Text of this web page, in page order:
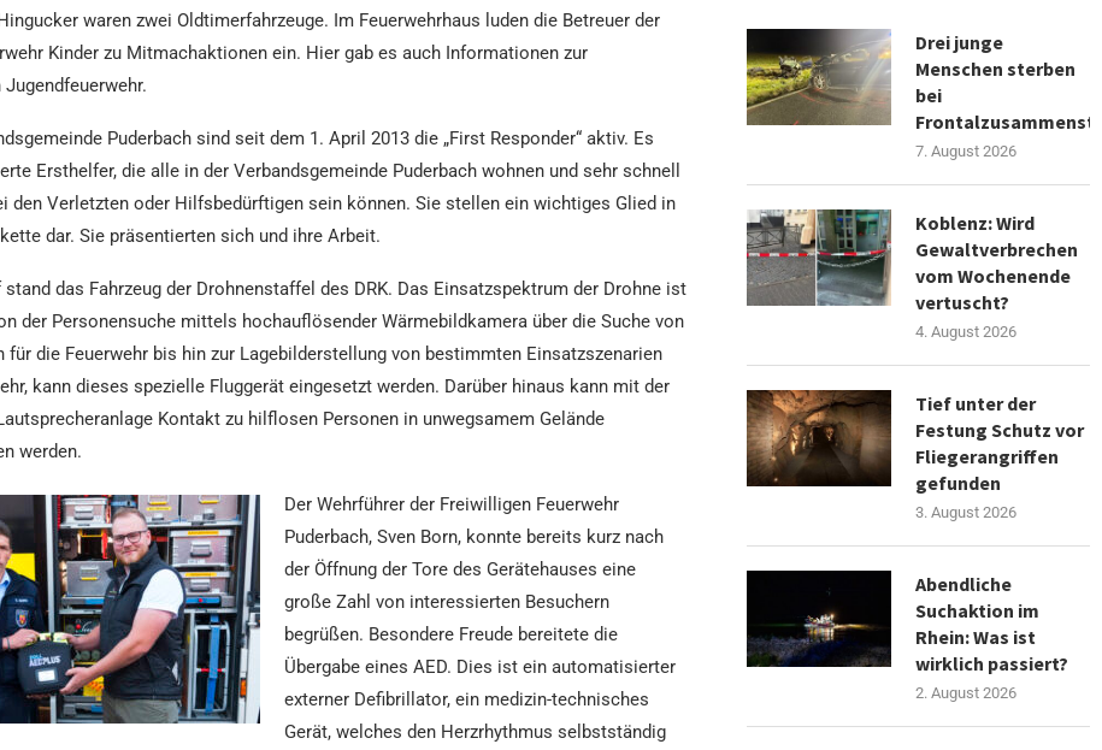
waren zwei Oldtimerfahrzeuge. Im Feuerwehrhaus luden die Betreuer der
Kinder zu Mitmachaktionen ein. Hier gab es auch Informationen zur
Jugendfeuerwehr.
Puderbach sind seit dem 1. April 2013 die „First Responder“ aktiv. Es
Ersthelfer, die alle in der Verbandsgemeinde Puderbach wohnen und sehr schnell
den Verletzten oder Hilfsbedürftigen sein können. Sie stellen ein wichtiges Glied in
dar. Sie präsentierten sich und ihre Arbeit.
das Fahrzeug der Drohnenstaffel des DRK. Das Einsatzspektrum der Drohne ist
der Personensuche mittels hochauflösender Wärmebildkamera über die Suche von
für die Feuerwehr bis hin zur Lagebilderstellung von bestimmten Einsatzszenarien
kann dieses spezielle Fluggerät eingesetzt werden. Darüber hinaus kann mit der
Kontakt zu hilflosen Personen in unwegsamem Gelände
werden.
Der Wehrführer der Freiwilligen Feuerwehr
Puderbach, Sven Born, konnte bereits kurz nach
der Öffnung der Tore des Gerätehauses eine
große Zahl von interessierten Besuchern
begrüßen. Besondere Freude bereitete die
Übergabe eines AED. Dies ist ein automatisierter
externer Defibrillator, ein medizin-technisches
Gerät, welches den Herzrhythmus selbstständig
Drei junge
Menschen sterben
bei
7. August 2026
Koblenz: Wird
Gewaltverbrechen
vom Wochenende
vertuscht?
4. August 2026
Tief unter der
Festung Schutz vor
Fliegerangriffen
gefunden
3. August 2026
Abendliche
Suchaktion im
Rhein: Was ist
wirklich passiert?
2. August 2026